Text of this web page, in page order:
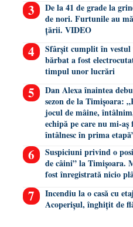
De la 41 de grade la
de nori. Furtunile au
țării. VIDEO
Sfârșit cumplit în
bărbat a fost
timpul unor lucrări
Dan Alexa înaintea
sezon de la Timișoara:
jocul de mâine,
echipă pe care nu mi-
întâlnesc în prima
Suspiciuni privind o
de câini” la Timișoara.
fost înregistrată nicio
Incendiu la o casă cu
Acoperișul, înghițit de